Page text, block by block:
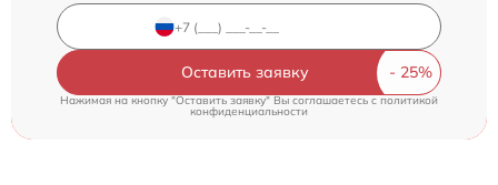
Оставить заявку
Нажимая на кнопку "Оставить заявку" Вы соглашаетесь c политикой
конфиденциальности